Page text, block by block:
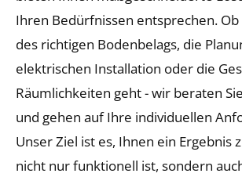
Ihren Bedürfnissen entsprechen. Ob
des richtigen Bodenbelags, die
elektrischen Installation oder die
Räumlichkeiten geht - wir beraten
und gehen auf Ihre individuellen
Unser Ziel ist es, Ihnen ein Ergebnis
nicht nur funktionell ist, sondern